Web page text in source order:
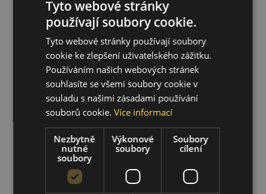
Tyto webové stránky
používají soubory cookie.
Tyto webové stránky používají soubory
cookie ke zlepšení uživatelského zážitku.
Používáním našich webových stránek
souhlasíte se všemi soubory cookie v
souladu s našimi zásadami používání
souborů cookie.Více informací
Nezbytně
nutné
soubory
Výkonové
soubory
Soubory
cílení